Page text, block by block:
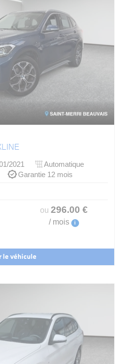
2021
Automatique
Garantie 12 mois
ou 296.00 €
/ mois i
le véhicule